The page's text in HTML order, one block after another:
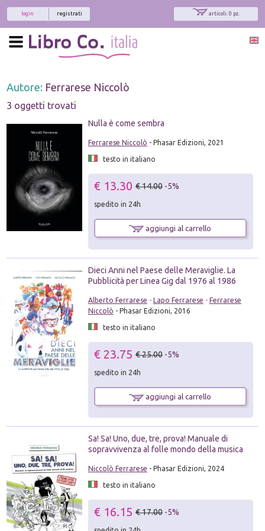
articoli: 0 pz.
registrati
login
Autore: Ferrarese Niccolò
3 oggetti trovati
Nulla è come sembra
Ferrarese Niccolò - Phasar Edizioni, 2021
testo in italiano
€ 13.30 € 14.00 -5%
spedito in 24h
aggiungi al carrello
Dieci Anni nel Paese delle Meraviglie. La
Pubblicità per Linea Gig dal 1976 al 1986
Alberto Ferrarese - Lapo Ferrarese - Ferrarese
Niccolò - Phasar Edizioni, 2016
testo in italiano
€ 23.75 € 25.00 -5%
spedito in 24h
aggiungi al carrello
Sa! Sa! Uno, due, tre, prova! Manuale di
sopravvivenza al folle mondo della musica
Niccolò Ferrarese - Phasar Edizioni, 2024
testo in italiano
€ 16.15 € 17.00 -5%